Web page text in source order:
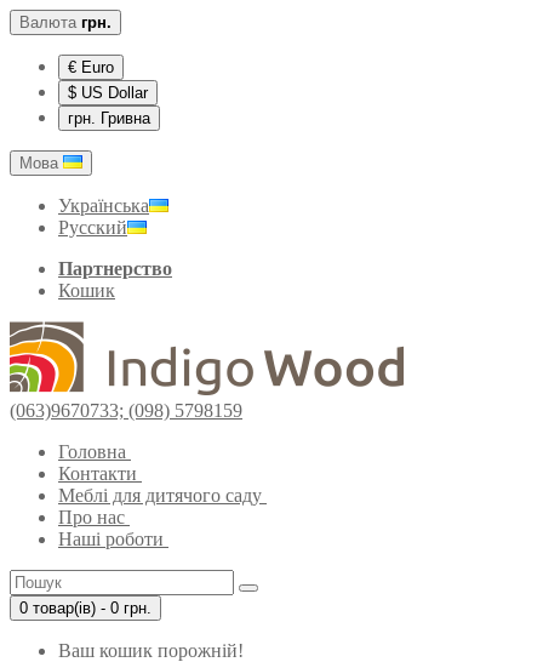
Валюта грн.
€ Euro
$ US Dollar
грн. Гривна
Мова
Українська
Русский
Партнерство
Кошик
(063)9670733; (098) 5798159
Головна
Контакти
Меблі для дитячого саду
Про нас
Наші роботи
0 товар(ів) - 0 грн.
Ваш кошик порожній!